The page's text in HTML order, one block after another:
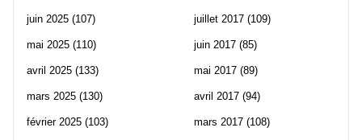
juin 2025 (107)
mai 2025 (110)
avril 2025 (133)
mars 2025 (130)
février 2025 (103)
juillet 2017 (109)
juin 2017 (85)
mai 2017 (89)
avril 2017 (94)
mars 2017 (108)